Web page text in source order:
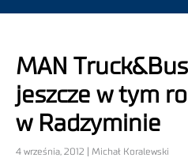
MAN
jeszcze w tym
w Radzyminie
4 września, 2012 | Michał Koralewski